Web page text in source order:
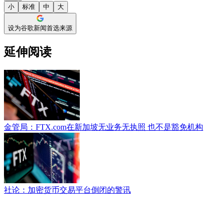
小 标准 中 大
设为谷歌新闻首选来源
延伸阅读
金管局：FTX.com在新加坡无业务无执照 也不是豁免机构
社论：加密货币交易平台倒闭的警讯